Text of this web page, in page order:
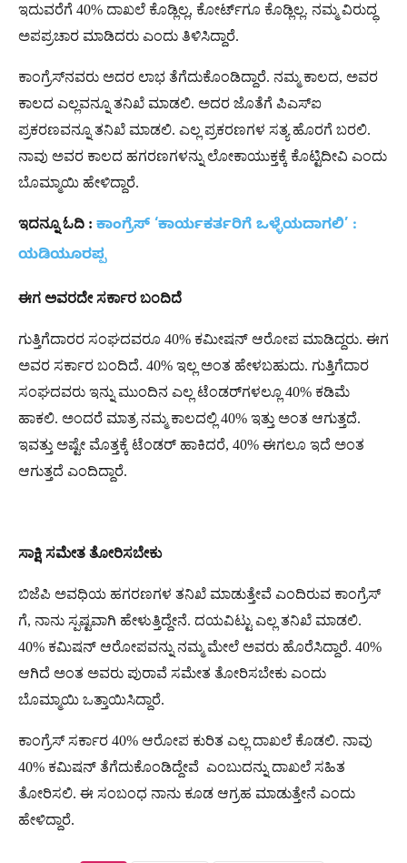
ಇದುವರೆಗೆ 40% ದಾಖಲೆ ಕೊಡ್ಲಿಲ್ಲ, ಕೋರ್ಟ್‌ಗೂ ಕೊಡ್ಲಿಲ್ಲ. ನಮ್ಮ ವಿರುದ್ಧ
ಅಪಪ್ರಚಾರ ಮಾಡಿದರು ಎಂದು ತಿಳಿಸಿದ್ದಾರೆ.
ಕಾಂಗ್ರೆಸ್‌ನವರು ಅದರ ಲಾಭ ತೆಗೆದುಕೊಂಡಿದ್ದಾರೆ. ನಮ್ಮ ಕಾಲದ, ಅವರ
ಕಾಲದ ಎಲ್ಲವನ್ನೂ ತನಿಖೆ ಮಾಡಲಿ. ಅದರ ಜೊತೆಗೆ ಪಿಎಸ್ಐ
ಪ್ರಕರಣವನ್ನೂ ತನಿಖೆ ಮಾಡಲಿ. ಎಲ್ಲ ಪ್ರಕರಣಗಳ ಸತ್ಯ ಹೊರಗೆ ಬರಲಿ.
ನಾವು ಅವರ ಕಾಲದ ಹಗರಣಗಳನ್ನು ಲೋಕಾಯುಕ್ತಕ್ಕೆ ಕೊಟ್ಟಿದೀವಿ ಎಂದು
ಬೊಮ್ಮಾಯಿ ಹೇಳಿದ್ದಾರೆ.
ಇದನ್ನೂ ಓದಿ : ಕಾಂಗ್ರೆಸ್ ‘ಕಾರ್ಯಕರ್ತರಿಗೆ ಒಳ್ಳೆಯದಾಗಲಿ’ :
ಯಡಿಯೂರಪ್ಪ
ಈಗ ಅವರದೇ ಸರ್ಕಾರ ಬಂದಿದೆ
ಗುತ್ತಿಗೆದಾರರ ಸಂಘದವರೂ 40% ಕಮೀಷನ್ ಆರೋಪ ಮಾಡಿದ್ದರು. ಈಗ
ಅವರ ಸರ್ಕಾರ ಬಂದಿದೆ. 40% ಇಲ್ಲ ಅಂತ ಹೇಳಬಹುದು. ಗುತ್ತಿಗೆದಾರ
ಸಂಘದವರು ಇನ್ನು ಮುಂದಿನ ಎಲ್ಲ ಟೆಂಡರ್‌ಗಳಲ್ಲೂ 40% ಕಡಿಮೆ
ಹಾಕಲಿ. ಅಂದರೆ ಮಾತ್ರ ನಮ್ಮ ಕಾಲದಲ್ಲಿ 40% ಇತ್ತು ಅಂತ ಆಗುತ್ತದೆ.
ಇವತ್ತು ಅಷ್ಟೇ ಮೊತ್ತಕ್ಕೆ ಟೆಂಡರ್ ಹಾಕಿದರೆ, 40% ಈಗಲೂ ಇದೆ ಅಂತ
ಆಗುತ್ತದೆ ಎಂದಿದ್ದಾರೆ.
ಸಾಕ್ಷಿ ಸಮೇತ ತೋರಿಸಬೇಕು
ಬಿಜೆಪಿ ಅವಧಿಯ ಹಗರಣಗಳ ತನಿಖೆ ಮಾಡುತ್ತೇವೆ ಎಂದಿರುವ ಕಾಂಗ್ರೆಸ್
ಗೆ, ನಾನು ಸ್ಪಷ್ಟವಾಗಿ ಹೇಳುತ್ತಿದ್ದೇ‌ನೆ. ದಯವಿಟ್ಟು ಎಲ್ಲ ತನಿಖೆ ಮಾಡಲಿ.
40% ಕಮಿಷನ್ ಆರೋಪವನ್ನು ನಮ್ಮ ಮೇಲೆ ಅವರು ಹೊರೆಸಿದ್ದಾರೆ. 40%
ಆಗಿದೆ ಅಂತ ಅವರು ಪುರಾವೆ ಸಮೇತ ತೋರಿಸಬೇಕು ಎಂದು
ಬೊಮ್ಮಾಯಿ ಒತ್ತಾಯಿಸಿದ್ದಾರೆ.
ಕಾಂಗ್ರೆಸ್ ಸರ್ಕಾರ 40% ಆರೋಪ ಕುರಿತ ಎಲ್ಲ ದಾಖಲೆ ಕೊಡಲಿ. ನಾವು
40% ಕಮಿಷನ್ ತೆಗೆದುಕೊಂಡಿದ್ದೇವೆ ಎಂಬುದನ್ನು ದಾಖಲೆ ಸಹಿತ
ತೋರಿಸಲಿ. ಈ ಸಂಬಂಧ ನಾನು ಕೂಡ ಆಗ್ರಹ ಮಾಡುತ್ತೇನೆ ಎಂದು
ಹೇಳಿದ್ದಾರೆ.